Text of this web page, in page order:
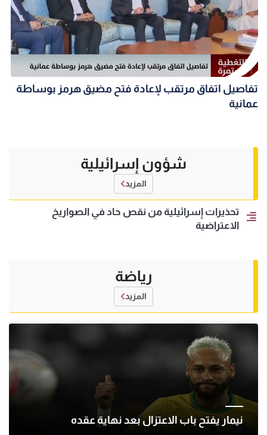
تفاصيل اتفاق مرتقب لإعادة فتح مضيق هرمز بوساطة
عمانية
شؤون إسرائيلية
المزيد
تحذيرات إسرائيلية من نقص حاد في الصواريخ
الاعتراضية
رياضة
المزيد
نيمار يفتح باب الاعتزال بعد نهاية عقده